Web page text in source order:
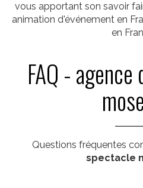
vous apportant son savoir
animation d'événement en
en
FAQ -
Questions fréquentes
spectacle